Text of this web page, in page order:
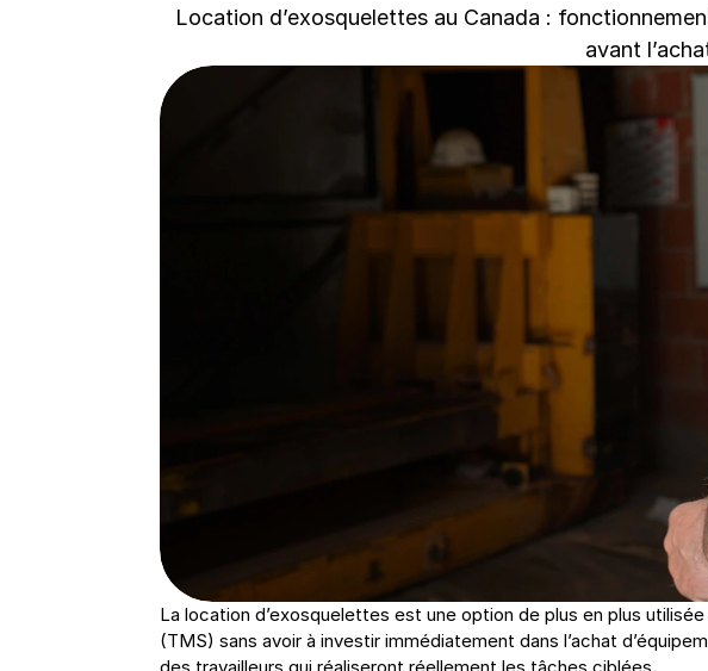
Location d’exosquelettes au Canada :
avant
La location d’exosquelettes est une option de plus en plus
(TMS) sans avoir à investir immédiatement dans l’achat